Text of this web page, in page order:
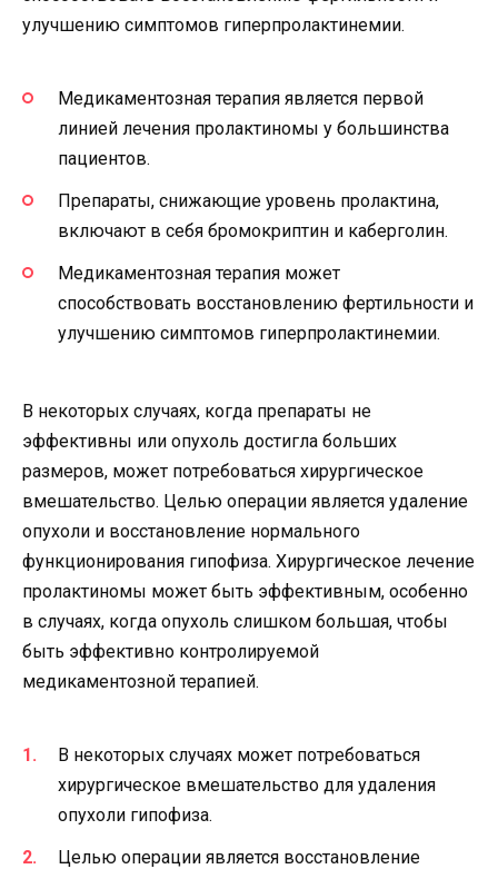
улучшению симптомов гиперпролактинемии.
Медикаментозная терапия является первой
линией лечения пролактиномы у большинства
пациентов.
Препараты, снижающие уровень пролактина,
включают в себя бромокриптин и каберголин.
Медикаментозная терапия может
способствовать восстановлению фертильности и
улучшению симптомов гиперпролактинемии.
В некоторых случаях, когда препараты не
эффективны или опухоль достигла больших
размеров, может потребоваться хирургическое
вмешательство. Целью операции является удаление
опухоли и восстановление нормального
функционирования гипофиза. Хирургическое лечение
пролактиномы может быть эффективным, особенно
в случаях, когда опухоль слишком большая, чтобы
быть эффективно контролируемой
медикаментозной терапией.
В некоторых случаях может потребоваться
хирургическое вмешательство для удаления
опухоли гипофиза.
Целью операции является восстановление